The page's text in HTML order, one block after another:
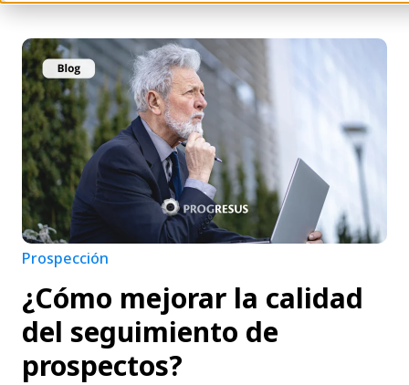
Prospección
¿Cómo mejorar la calidad
del seguimiento de
prospectos?